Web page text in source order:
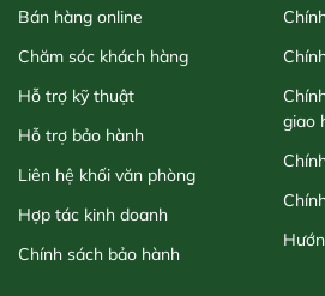
Bán hàng online
Chăm sóc khách hàng
Hỗ trợ kỹ thuật
Hỗ trợ bảo hành
Liên hệ khối văn phòng
Hợp tác kinh doanh
Chính sách bảo hành
giao